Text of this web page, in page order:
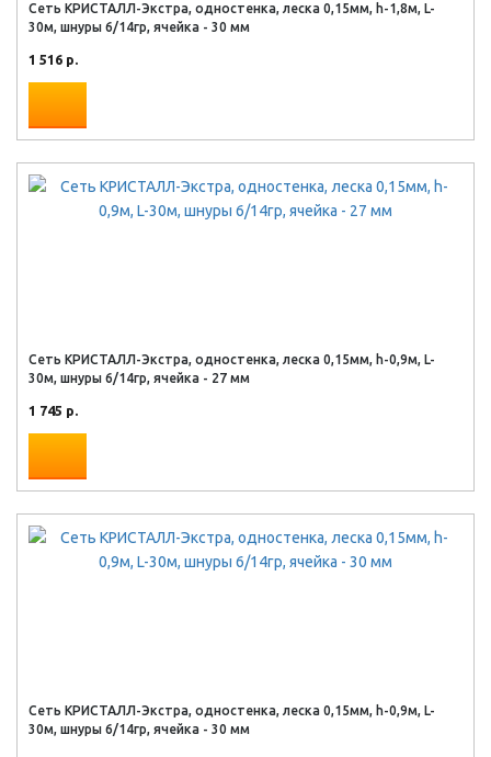
Сеть КРИСТАЛЛ-Экстра, одностенка, леска 0,15мм, h-1,8м, L-
30м, шнуры 6/14гр, ячейка - 30 мм
1 516 р.
Сеть КРИСТАЛЛ-Экстра, одностенка, леска 0,15мм, h-0,9м, L-
30м, шнуры 6/14гр, ячейка - 27 мм
1 745 р.
Сеть КРИСТАЛЛ-Экстра, одностенка, леска 0,15мм, h-0,9м, L-
30м, шнуры 6/14гр, ячейка - 30 мм